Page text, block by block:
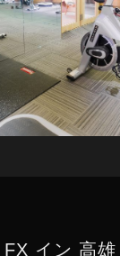
FX イン 高雄